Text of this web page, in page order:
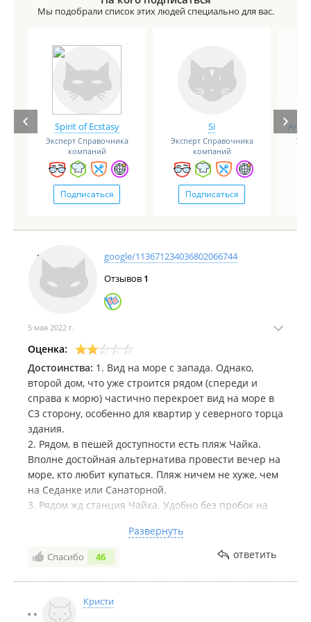
Ноябрь 2020
Октябрь 2020
Сентябрь 2020
Август 2020
Июль 2020
Мы подобрали список этих людей специально для вас.
Spirit of Ecstasy
Эксперт Справочника
компаний
Подписаться
Si
Эксперт Справочника
компаний
Подписаться
google/113671234036802066744
Отзывов 1
5 мая 2022 г.
Оценка:
Достоинства: 1. Вид на море с запада. Однако,
второй дом, что уже строится рядом (спереди и
справа к морю) частично перекроет вид на море в
СЗ сторону, особенно для квартир у северного торца
здания.
2. Рядом, в пешей доступности есть пляж Чайка.
Вполне достойная альтернатива провести вечер на
море, кто любит купаться. Пляж ничем не хуже, чем
на Седанке или Санаторной.
3. Рядом жд станция Чайка. Удобно без пробок на
Недостатки: 1. Данный ЖК - это будущие гостинки и
18 квартир на этаже, всего 450 квартир.
Приватности не будет никакой. Постепенное
захламление коридоров, мусор и постоянный шум
Развернуть
Спасибо 46 ответить
Кристи